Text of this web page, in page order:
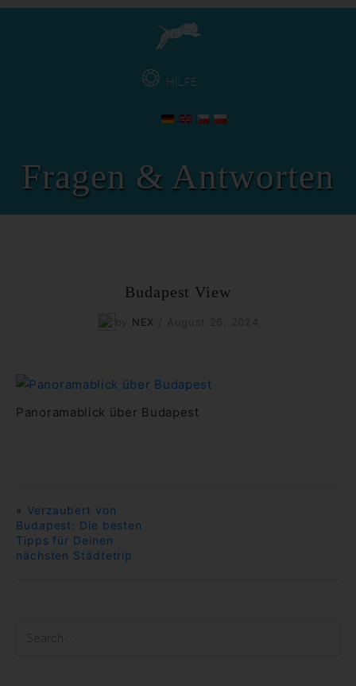
HILFE
Fragen & Antworten
Budapest View
NEX
Panoramablick über Budapest
« Verzaubert von
Budapest: Die besten
Tipps für Deinen
nächsten Städtetrip